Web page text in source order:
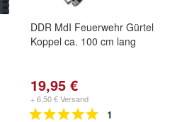
DDR MdI Feuerwehr Gürtel
Koppel ca. 100 cm lang
19,95 €
+ 6,50 € Versand
1